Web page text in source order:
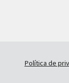
Política de